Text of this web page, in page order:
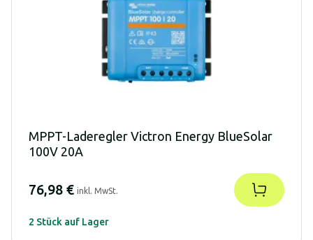
MPPT-Laderegler Victron Energy BlueSolar
100V 20A
76,98 € inkl. MwSt.
2 Stück auf Lager